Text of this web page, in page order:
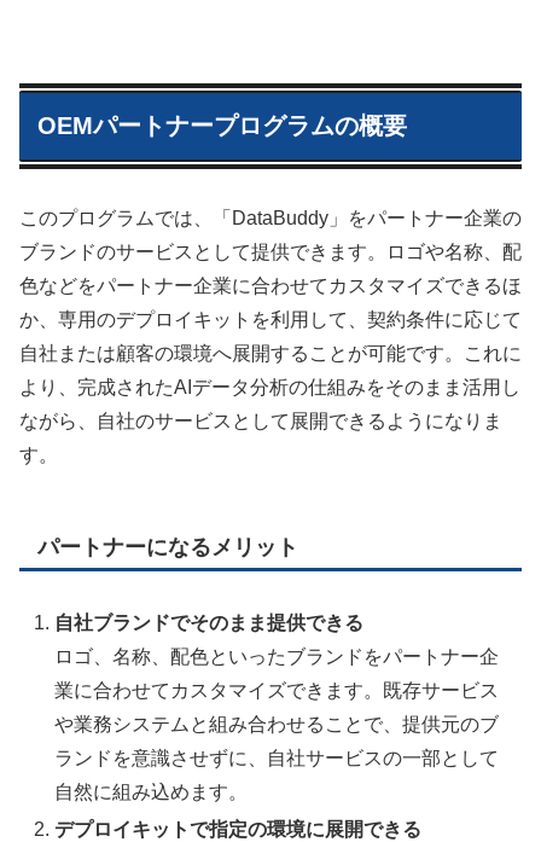
OEMパートナープログラムの概要
このプログラムでは、「DataBuddy」をパートナー企業の
ブランドのサービスとして提供できます。ロゴや名称、配
色などをパートナー企業に合わせてカスタマイズできるほ
か、専用のデプロイキットを利用して、契約条件に応じて
自社または顧客の環境へ展開することが可能です。これに
より、完成されたAIデータ分析の仕組みをそのまま活用し
ながら、自社のサービスとして展開できるようになりま
す。
パートナーになるメリット
自社ブランドでそのまま提供できる
ロゴ、名称、配色といったブランドをパートナー企
業に合わせてカスタマイズできます。既存サービス
や業務システムと組み合わせることで、提供元のブ
ランドを意識させずに、自社サービスの一部として
自然に組み込めます。
デプロイキットで指定の環境に展開できる